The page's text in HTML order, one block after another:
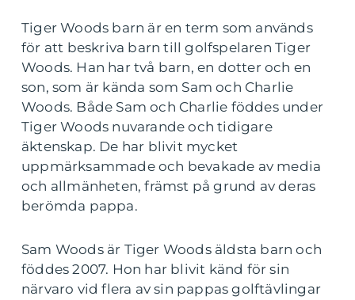
Tiger Woods barn är en term som används
för att beskriva barn till golfspelaren Tiger
Woods. Han har två barn, en dotter och en
son, som är kända som Sam och Charlie
Woods. Både Sam och Charlie föddes under
Tiger Woods nuvarande och tidigare
äktenskap. De har blivit mycket
uppmärksammade och bevakade av media
och allmänheten, främst på grund av deras
berömda pappa.
Sam Woods är Tiger Woods äldsta barn och
föddes 2007. Hon har blivit känd för sin
närvaro vid flera av sin pappas golftävlingar